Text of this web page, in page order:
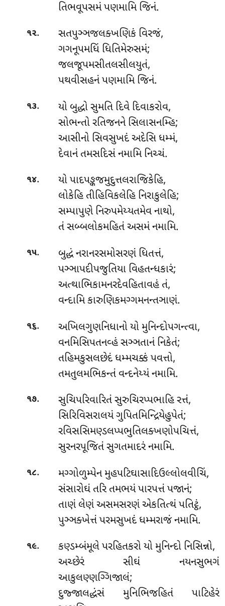
તિભવૂપસમં પણમામિ જિનં.
૧૨.
સતપુઞ્ઞજલક્ખણિકં વિરજં,
ગગનૂપમધિં ધિતિમેરુસમં;
જલજૂપમસીતલસીલયુતં,
પથવીસહનં પણમામિ જિનં.
૧૩. યો બુદ્ધો સુમતિ દિવે દિવાકરોવ,
સોભન્તો રતિજનને સિલાસનમ્હિ;
આસીનો સિવસુખદં અદેસિ ધમ્મં,
દેવાનં તમસદિસં નમામિ નિચ્ચં.
૧૪.
યો પાદપઙ્કજમુદુત્તલરાજિકેહિ,
લોકેહિ તીહિવિકલેહિ નિરાકુલેહિ;
સમ્પાપુણે નિરુપમેય્યતમેવ નાથો,
તં સબ્બલોકમહિતં અસમં નમામિ.
૧૫.
બુદ્ધં નરાનરસમોસરણં ધિતત્તં,
પઞ્ઞાપદીપજુતિયા વિહતન્ધકારં;
અત્થાભિકામનરદેવહિતાવહં તં,
વન્દામિ કારુણિકમગ્ગમનન્તઞાણં.
૧૬.
અખિલગુણનિધાનો યો મુનિન્દોપગન્ત્વા,
વનમિસિપતનવ્હં સઞ્ઞતાનં નિકેતં;
તહિમકુસલછેદં ધમ્મચક્કં પવત્તો,
તમતુલમભિકન્તં વન્દનેય્યં નમામિ.
૧૭.
સુચિપરિવારિતં સુરુચિરપ્પભાહિ રત્તં,
સિરિવિસરાલયં ગુપિતમિન્દ્રિયેહુપેતં;
રવિસસિમણ્ડલપ્પભુતિલક્ખણોપચિત્તં,
સુરનરપૂજિતં સુગતમાદરં નમામિ.
૧૮.
મગ્ગોળુમ્પેન મુહપટિઘાસાદિઉલ્લોલવીચિં,
સંસારોઘં તરિ તમભયં પારપત્તં પજાનં;
તાણં લેણં અસમસરણં એકતિત્થં પતિટ્ઠં,
પુઞ્ઞક્ખેત્તં પરમસુખદં ધમ્મરાજં નમામિ.
૧૯.
કણ્ડમ્બંમૂલે પરહિતકરો યો મુનિન્દો નિસિન્નો,
અચ્છેરં સીઘં નયનસુભગં
આકુલણ્ણગ્ગિજાલં;
દુજ્જાલદ્ધંસં મુનિભિજહિતં પાટિહેરં